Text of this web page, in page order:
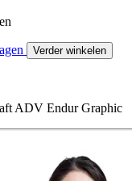
Verder winkelen
ADV Endur Graphic